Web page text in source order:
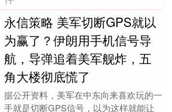
永信策略 美军切断GPS就以
为赢了？伊朗用手机信号导
航，导弹追着美军舰炸，五
角大楼彻底慌了
据公开资料，美军在中东向来喜欢玩的一
手就是切断GPS信号，以为这样就能让